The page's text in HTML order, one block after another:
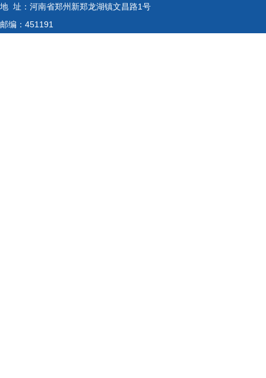
地 址：河南省郑州新郑龙湖镇文昌路1号
邮编：451191